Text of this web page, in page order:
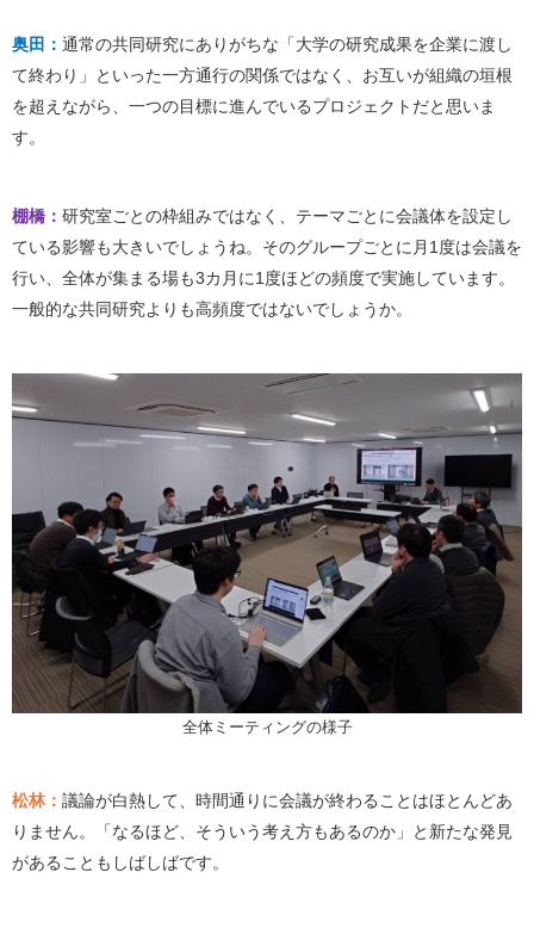
奥田： 通常の共同研究にありがちな「大学の研究成果を企業に渡し
て終わり」といった一方通行の関係ではなく、お互いが組織の垣根
を超えながら、一つの目標に進んでいるプロジェクトだと思いま
す。
棚橋： 研究室ごとの枠組みではなく、テーマごとに会議体を設定し
ている影響も大きいでしょうね。そのグループごとに月1度は会議を
行い、全体が集まる場も3カ月に1度ほどの頻度で実施しています。
一般的な共同研究よりも高頻度ではないでしょうか。
全体ミーティングの様子
松林： 議論が白熱して、時間通りに会議が終わることはほとんどあ
りません。「なるほど、そういう考え方もあるのか」と新たな発見
があることもしばしばです。